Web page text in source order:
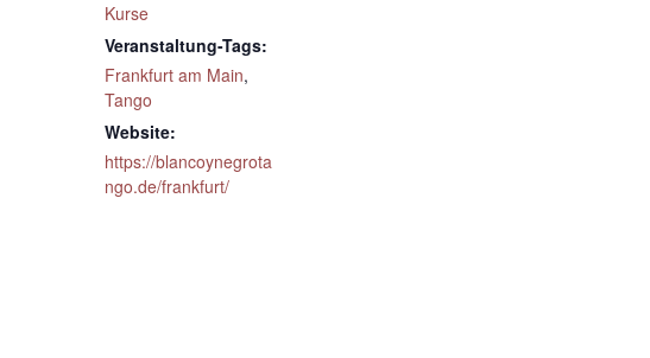
Kurse
Veranstaltung-Tags:
Frankfurt am Main,
Tango
Website:
https://blancoynegrota
ngo.de/frankfurt/